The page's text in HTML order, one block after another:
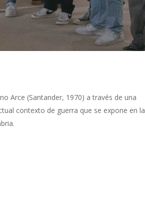
Arce (Santander, 1970) a través de una
contexto de guerra que se expone en la